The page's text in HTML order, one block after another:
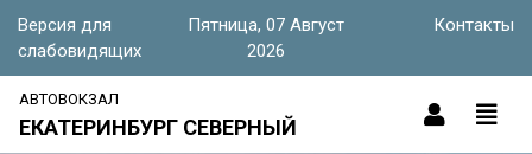
Версия для
слабовидящих
Пятница, 07 Август
2026
Контакты
АВТОВОКЗАЛ
ЕКАТЕРИНБУРГ СЕВЕРНЫЙ